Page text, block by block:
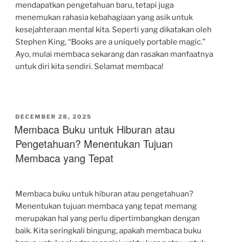
mendapatkan pengetahuan baru, tetapi juga
menemukan rahasia kebahagiaan yang asik untuk
kesejahteraan mental kita. Seperti yang dikatakan oleh
Stephen King, “Books are a uniquely portable magic.”
Ayo, mulai membaca sekarang dan rasakan manfaatnya
untuk diri kita sendiri. Selamat membaca!
POSTED
ON
DECEMBER 28, 2025
Membaca Buku untuk Hiburan atau
Pengetahuan? Menentukan Tujuan
Membaca yang Tepat
Membaca buku untuk hiburan atau pengetahuan?
Menentukan tujuan membaca yang tepat memang
merupakan hal yang perlu dipertimbangkan dengan
baik. Kita seringkali bingung, apakah membaca buku